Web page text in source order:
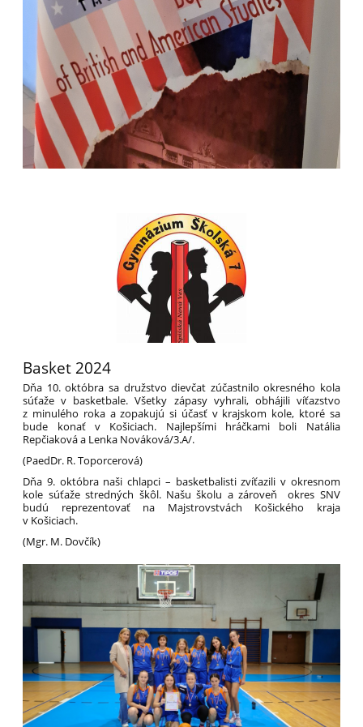
Basket 2024
Dňa 10. októbra sa družstvo dievčat zúčastnilo okresného kola
súťaže v basketbale. Všetky zápasy vyhrali, obhájili víťazstvo
z minulého roka a zopakujú si účasť v krajskom kole, ktoré sa
bude konať v Košiciach. Najlepšími hráčkami boli Natália
Repčiaková a Lenka Nováková/3.A/.
(PaedDr. R. Toporcerová)
Dňa 9. októbra naši chlapci – basketbalisti zvíťazili v okresnom
kole súťaže stredných škôl. Našu školu a zároveň okres SNV
budú reprezentovať na Majstrovstvách Košického kraja
v Košiciach.
(Mgr. M. Dovčík)